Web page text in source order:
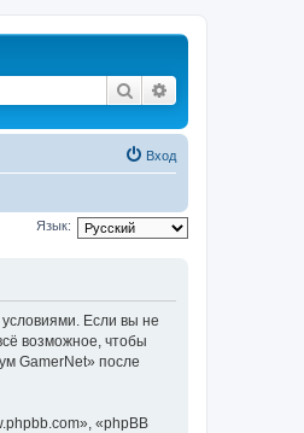
Поиск
Вход
Язык:
Если вы не
возможное, чтобы
GamerNet» после
«phpBB